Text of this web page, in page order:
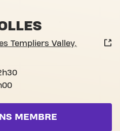
Templiers Valley,
MEMBRE